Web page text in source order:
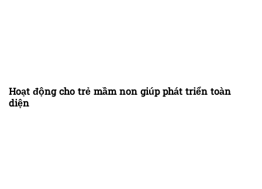
Hoạt động cho trẻ mầm non giúp phát triển toàn
diện